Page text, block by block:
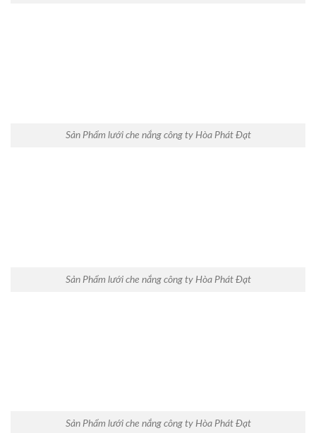
Sản Phẩm lưới che nắng công ty Hòa Phát Đạt
Sản Phẩm lưới che nắng công ty Hòa Phát Đạt
Sản Phẩm lưới che nắng công ty Hòa Phát Đạt